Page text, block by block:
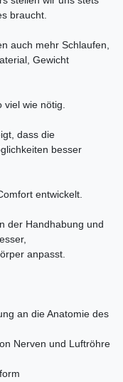
braucht.
auch mehr Schlaufen,
Gewicht
wie nötig.
dass die
besser
entwickelt.
der Handhabung und
anpasst.
an die Anatomie des
Nerven und Luftröhre